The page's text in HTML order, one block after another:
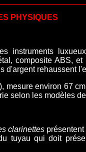
PHYSIQUES
instruments
composite ABS, et
d'argent rehaussent
mesure environ 67
selon les modèles
clarinettes
tuyau qui doit